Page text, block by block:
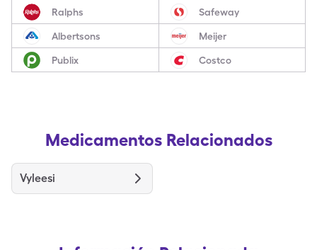
Ralphs Safeway
Albertsons Meijer
Publix Costco
Medicamentos Relacionados
Vyleesi